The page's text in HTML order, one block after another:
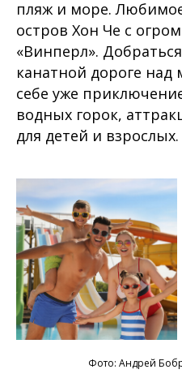
пляж и море.
остров Хон Че с
«Винперл».
канатной дороге
себе уже
водных горок,
для детей и взрослых.
Фото: Андрей